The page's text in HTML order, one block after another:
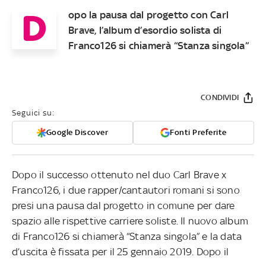
D
opo la pausa dal progetto con Carl
Brave, l’album d’esordio solista di
Franco126 si chiamerà “Stanza singola”
Seguici su:
Google Discover Fonti Preferite
CONDIVIDI
Dopo il successo ottenuto nel duo Carl Brave x
Franco126, i due rapper/cantautori romani si sono
presi una pausa dal progetto in comune per dare
spazio alle rispettive carriere soliste. Il nuovo album
di Franco126 si chiamerà “Stanza singola” e la data
d’uscita è fissata per il 25 gennaio 2019. Dopo il